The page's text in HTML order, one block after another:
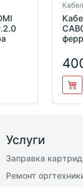
Услуги
Заправка
Ремонт